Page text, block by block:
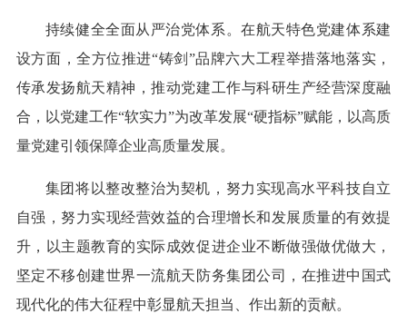
持续健全全面从严治党体系。在航天特色党建体系建
设方面，全方位推进“铸剑”品牌六大工程举措落地落实，
传承发扬航天精神，推动党建工作与科研生产经营深度融
合，以党建工作“软实力”为改革发展“硬指标”赋能，以高质
量党建引领保障企业高质量发展。
集团将以整改整治为契机，努力实现高水平科技自立
自强，努力实现经营效益的合理增长和发展质量的有效提
升，以主题教育的实际成效促进企业不断做强做优做大，
坚定不移创建世界一流航天防务集团公司，在推进中国式
现代化的伟大征程中彰显航天担当、作出新的贡献。